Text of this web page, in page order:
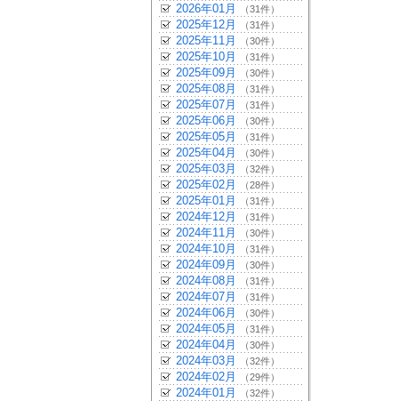
2026年01月 （31件）
2025年12月 （31件）
2025年11月 （30件）
2025年10月 （31件）
2025年09月 （30件）
2025年08月 （31件）
2025年07月 （31件）
2025年06月 （30件）
2025年05月 （31件）
2025年04月 （30件）
2025年03月 （32件）
2025年02月 （28件）
2025年01月 （31件）
2024年12月 （31件）
2024年11月 （30件）
2024年10月 （31件）
2024年09月 （30件）
2024年08月 （31件）
2024年07月 （31件）
2024年06月 （30件）
2024年05月 （31件）
2024年04月 （30件）
2024年03月 （32件）
2024年02月 （29件）
2024年01月 （32件）